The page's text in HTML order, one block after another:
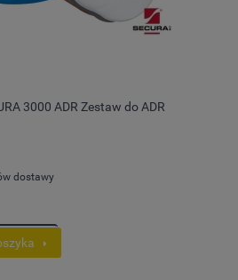
3000 ADR Zestaw do ADR
dostawy